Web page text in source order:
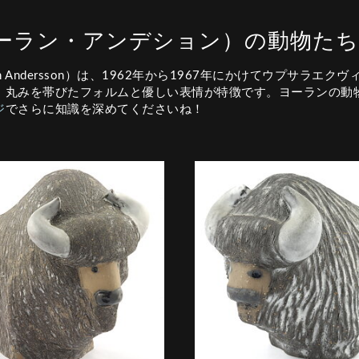
ラン・アンデション）の動物た
Andersson）は、1962年から1967年にかけてウプサラエクヴ
みを帯びたフォルムと優しい表情が特徴です。ヨーランの
でさらに知識を深めてくださいね！